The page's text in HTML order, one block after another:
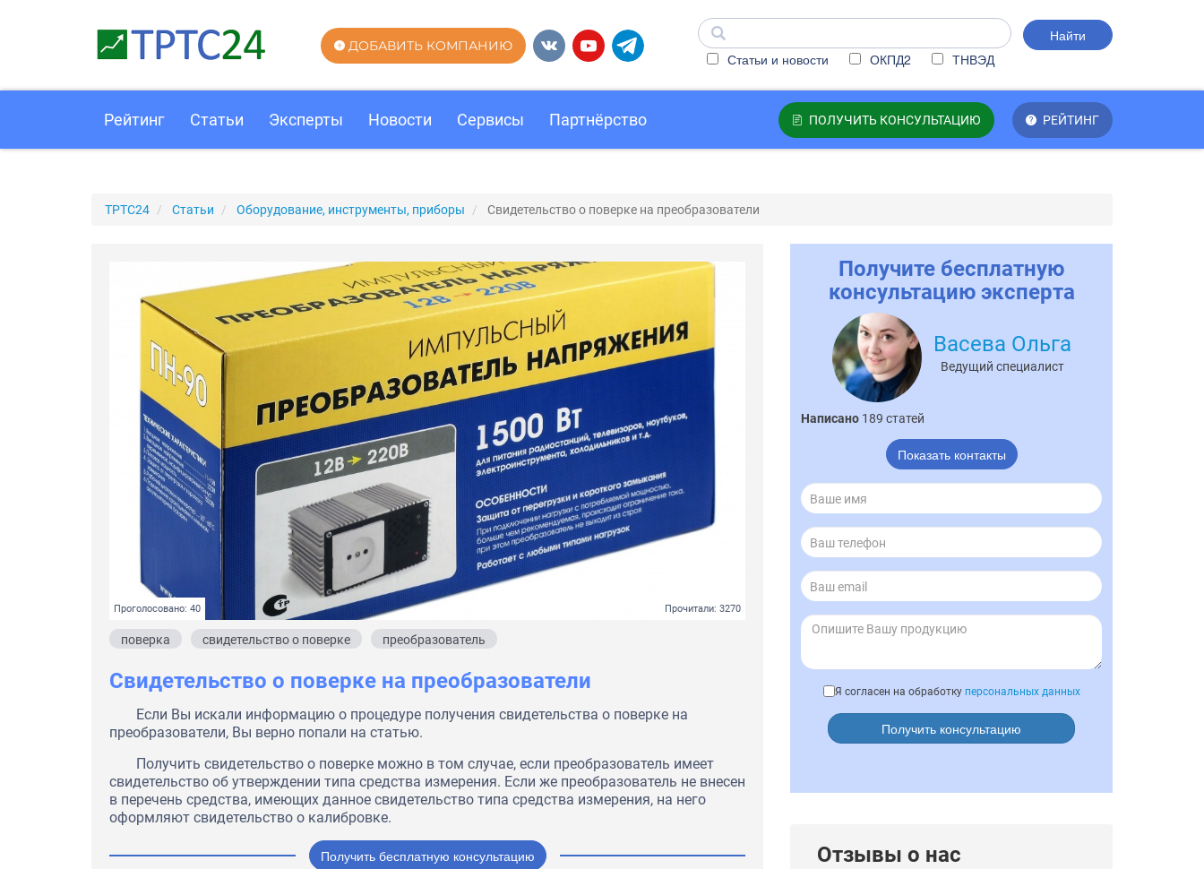
Найти
Статьи и новости
ОКПД2 ТНВЭД
ДОБАВИТЬ КОМПАНИЮ
ПОЛУЧИТЬ КОНСУЛЬТАЦИЮ РЕЙТИНГ
Рейтинг Статьи Эксперты Новости Сервисы Партнёрство
ТРТС24 Статьи Оборудование, инструменты, приборы Свидетельство о поверке на преобразователи
Проголосовано: 40 Прочитали: 3270
поверка свидетельство о поверке преобразователь
Свидетельство о поверке на преобразователи
Если Вы искали информацию о процедуре получения свидетельства о поверке на
преобразователи, Вы верно попали на статью.
Получить свидетельство о поверке можно в том случае, если преобразователь имеет
свидетельство об утверждении типа средства измерения. Если же преобразователь не внесен
в перечень средства, имеющих данное свидетельство типа средства измерения, на него
оформляют свидетельство о калибровке.
Получить бесплатную консультацию
Получите бесплатную
консультацию эксперта
Васева Ольга
Ведущий специалист
Написано 189 статей
Показать контакты
Я согласен на обработку персональных данных
Получить консультацию
Отзывы о нас